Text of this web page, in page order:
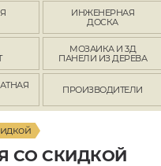
ИНЖЕНЕРНАЯ
ДОСКА
МОЗАИКА И 3Д
ПАНЕЛИ ИЗ ДЕРЕВА
ПРОИЗВОДИТЕЛИ
СО СКИДКОЙ